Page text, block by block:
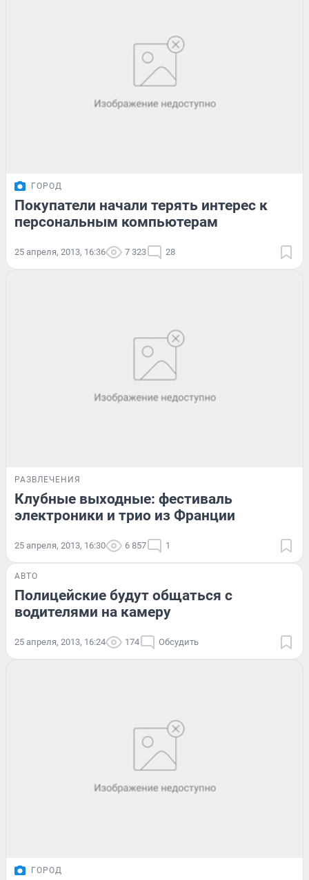
ГОРОД
Покупатели начали терять интерес к
персональным компьютерам
25 апреля, 2013, 16:36 7 323 28
РАЗВЛЕЧЕНИЯ
Клубные выходные: фестиваль
электроники и трио из Франции
25 апреля, 2013, 16:30 6 857 1
АВТО
Полицейские будут общаться с
водителями на камеру
25 апреля, 2013, 16:24 174 Обсудить
ГОРОД